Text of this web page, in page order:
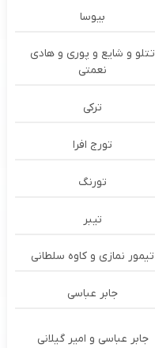
بیوسا
تتلو و شایع و پوری و هادی
نعمتی
ترکی
تورج افرا
تورنگ
تیبر
تیمور نمازی و کاوه سلطانی
جابر عباسی
جابر عباسی و امیر گیلانی